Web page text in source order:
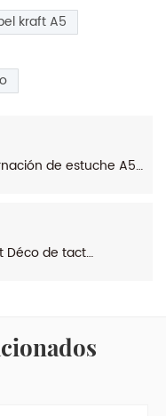
kraft A5
Bloc de notas de encuadernación de estuche A5 de gama clásica de papel kraft
Libreta lisa de tapa dura Art Déco de tacto suave